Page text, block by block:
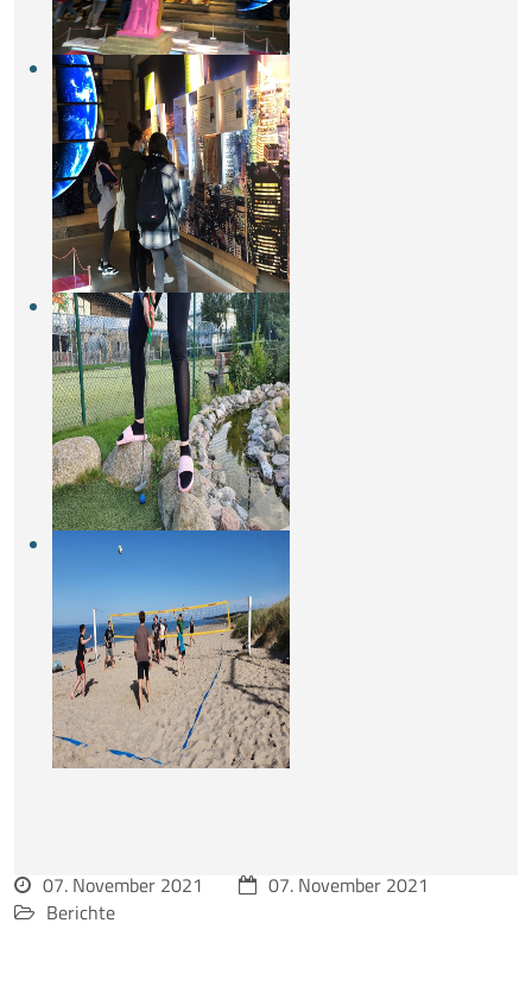
07. November 2021
07. November 2021
Berichte